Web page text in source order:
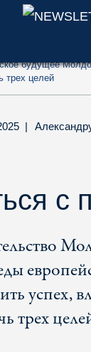
(ключ
будущее
трех целей
|
с
успех,
трех